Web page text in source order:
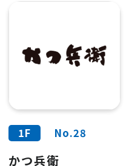
1F No.28
かつ兵衛